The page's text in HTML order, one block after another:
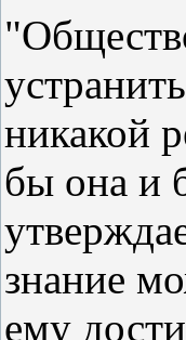
никакой
бы она и
знание
ему